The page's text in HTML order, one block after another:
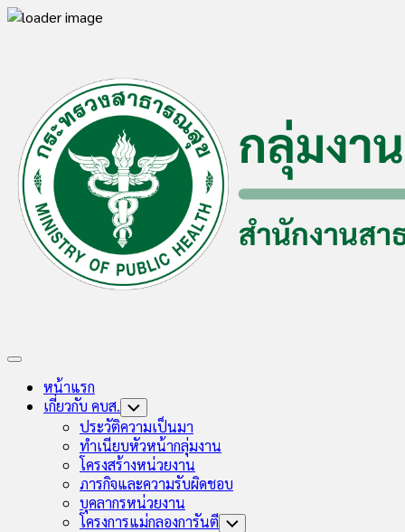
Expand
หน้าแรก
เกี่ยวกับ คบส. Toggle
Child
Menu
ประวัติความเป็นมา
ทำเนียบหัวหน้ากลุ่มงาน
โครงสร้างหน่วยงาน
ภารกิจและความรับผิดชอบ
บุคลากรหน่วยงาน
โครงการแม่กลองการันตี Toggle